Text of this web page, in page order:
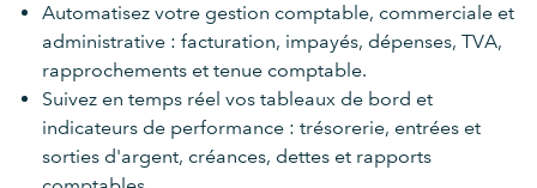
Automatisez votre gestion comptable, commerciale et
administrative : facturation, impayés, dépenses, TVA,
rapprochements et tenue comptable.
Suivez en temps réel vos tableaux de bord et
indicateurs de performance : trésorerie, entrées et
sorties d'argent, créances, dettes et rapports